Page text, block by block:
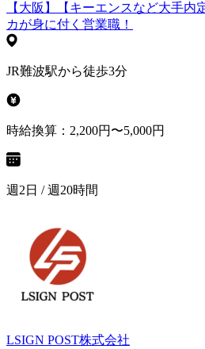
【大阪】【キーエンスなど大手内
カが身に付く営業職！
JR難波駅から徒歩3分
時給換算：2,200円〜5,000円
週2日 / 週20時間
LSIGN POST株式会社